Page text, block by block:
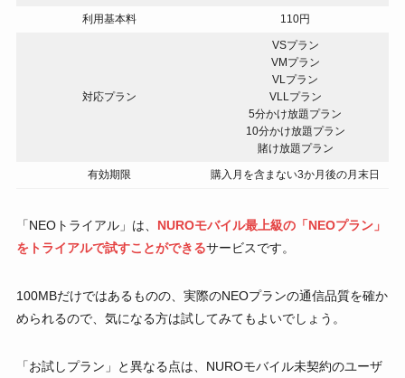
利用基本料 110円
対応プラン
VSプラン
VMプラン
VLプラン
VLLプラン
5分かけ放題プラン
10分かけ放題プラン
賭け放題プラン
有効期限 購入月を含まない3か月後の月末日
「NEOトライアル」は、 NUROモバイル最上級の「NEOプラン」
をトライアルで試すことができるサービスです。
100MBだけではあるものの、実際のNEOプランの通信品質を確か
められるので、気になる方は試してみてもよいでしょう。
「お試しプラン」と異なる点は、NUROモバイル未契約のユーザ